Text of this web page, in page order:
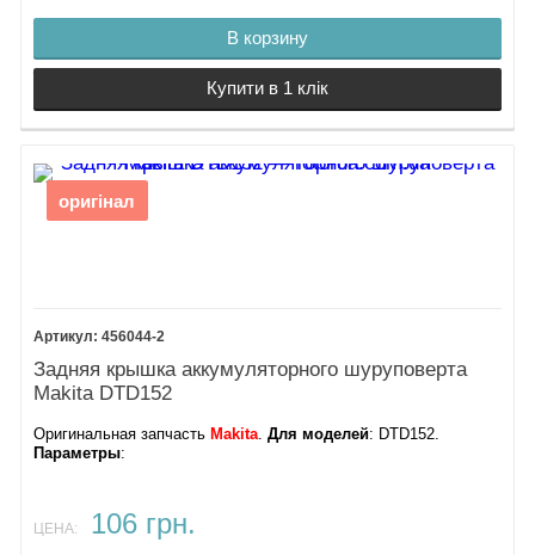
В корзину
Купити в 1 клік
оригінал
456044-2
Задняя крышка аккумуляторного шуруповерта
Makita DTD152
Оригинальная запчасть Makita .Для моделей: DTD152.
Параметры:
ЦЕНА: 106 грн.